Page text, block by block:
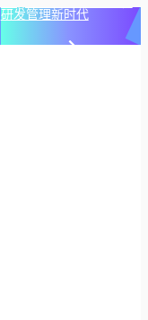
研发管理新时代